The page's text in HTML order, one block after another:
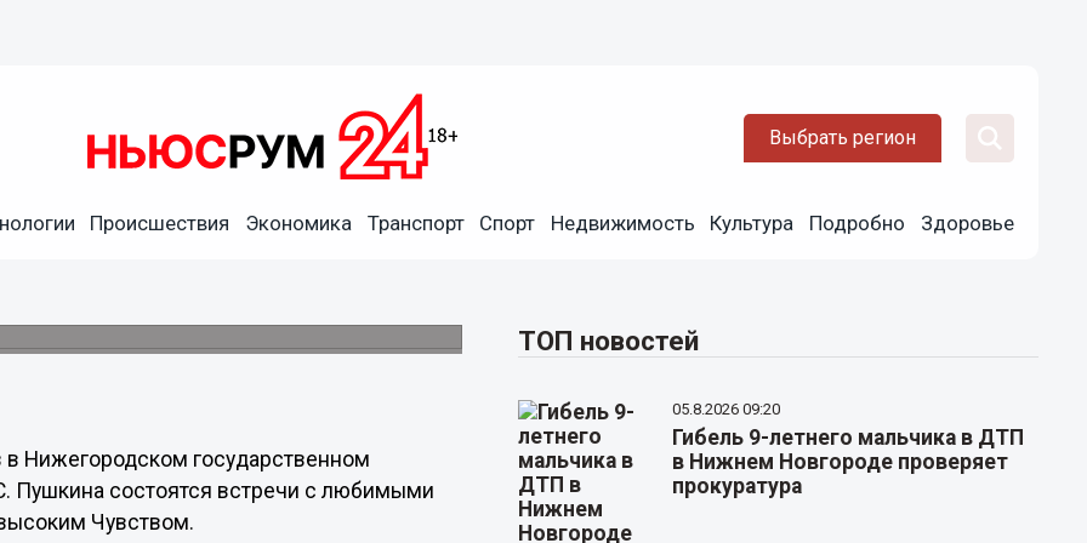
Выбрать регион
Происшествия Экономика Транспорт Спорт Недвижимость Культура Подробно Здоровье
приготовил
Нижегородском государственном
Пушкина состоятся встречи с любимыми
Чувством.
ТОП новостей
05.8.2026 09:20
Гибель 9-летнего мальчика в ДТП
в Нижнем Новгороде проверяет
прокуратура